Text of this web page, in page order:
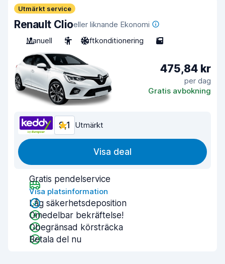
Utmärkt service
Renault Clioeller liknande Ekonomi
Manuell
5 Luftkonditionering 5
475,84 kr
per dag
Gratis avbokning
9,1 Utmärkt
Visa deal
Gratis pendelservice
Visa platsinformation
Låg säkerhetsdeposition
Omedelbar bekräftelse!
Obegränsad körsträcka
Betala del nu